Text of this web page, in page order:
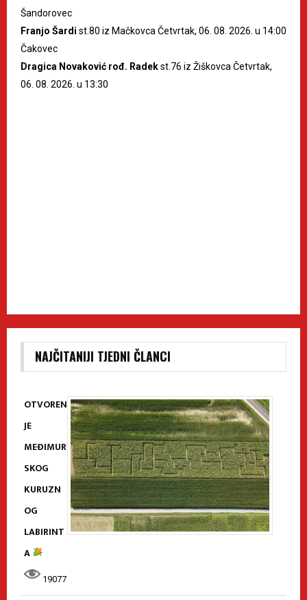
Šandorovec
Franjo Šardi st.80 iz Mačkovca Četvrtak, 06. 08. 2026. u 14:00
Čakovec
Dragica Novaković rođ. Radekst.76 iz Žiškovca Četvrtak,
06. 08. 2026. u 13:30
NAJČITANIJI TJEDNI ČLANCI
OTVOREN
JE
MEĐIMUR
SKOG
KURUZN
OG
LABIRINT
A
19077